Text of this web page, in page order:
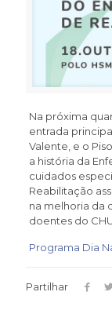
Na próxima
entrada
Valente, e o
a história da
cuidados
Reabilitação
na melhoria da
doentes do
Programa Dia
Partilhar